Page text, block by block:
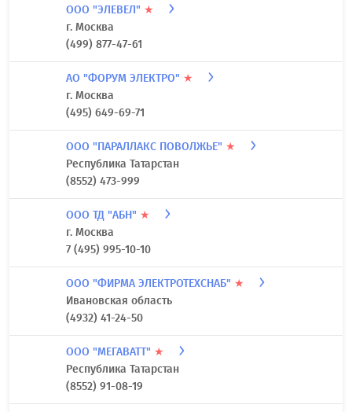
ООО "ЭЛЕВЕЛ" ★
г. Москва
(499) 877-47-61
АО "ФОРУМ ЭЛЕКТРО" ★
г. Москва
(495) 649-69-71
ООО "ПАРАЛЛАКС ПОВОЛЖЬЕ" ★
Республика Татарстан
(8552) 473-999
ООО ТД "АБН" ★
г. Москва
7 (495) 995-10-10
ООО "ФИРМА ЭЛЕКТРОТЕХСНАБ" ★
Ивановская область
(4932) 41-24-50
ООО "МЕГАВАТТ" ★
Республика Татарстан
(8552) 91-08-19